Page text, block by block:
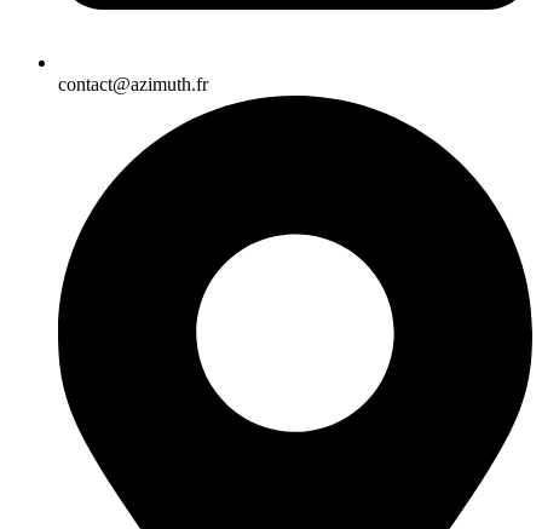
contact@azimuth.fr